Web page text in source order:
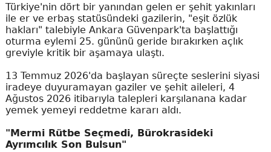
Türkiye'nin dört bir yanından gelen er şehit yakınları
ile er ve erbaş statüsündeki gazilerin, "eşit özlük
hakları" talebiyle Ankara Güvenpark'ta başlattığı
oturma eylemi 25. gününü geride bırakırken açlık
greviyle kritik bir aşamaya ulaştı.
13 Temmuz 2026'da başlayan süreçte seslerini siyasi
iradeye duyuramayan gaziler ve şehit aileleri, 4
Ağustos 2026 itibarıyla talepleri karşılanana kadar
yemek yemeyi reddetme kararı aldı.
"Mermi Rütbe Seçmedi, Bürokrasideki
Ayrımcılık Son Bulsun"